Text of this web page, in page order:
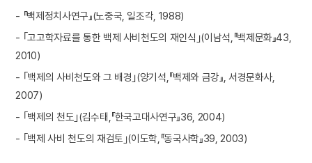
- 『백제정치사연구』(노중국, 일조각, 1988)
- ｢고고학자료를 통한 백제 사비천도의 재인식｣(이남석,『백제문화』43,
2010)
- ｢백제의 사비천도와 그 배경｣(양기석,『백제와 금강』, 서경문화사,
2007)
- ｢백제의 천도｣(김수태,『한국고대사연구』36, 2004)
- ｢백제 사비 천도의 재검토｣(이도학,『동국사학』39, 2003)